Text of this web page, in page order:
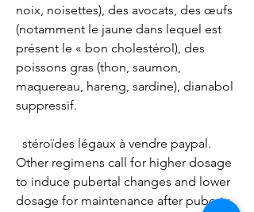
noix, noisettes), des avocats, des œufs
(notamment le jaune dans lequel est
présent le « bon cholestérol), des
poissons gras (thon, saumon,
maquereau, hareng, sardine), dianabol
suppressif.
  stéroïdes légaux à vendre paypal.
Other regimens call for higher dosage
to induce pubertal changes and lower
dosage for maintenance after puberty.